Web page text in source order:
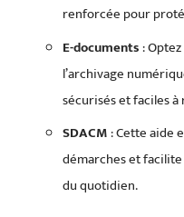
renforcée pour
E-documents:
l’archivage
sécurisés et faciles
SDACM: Cette aide
démarches et
du quotidien.